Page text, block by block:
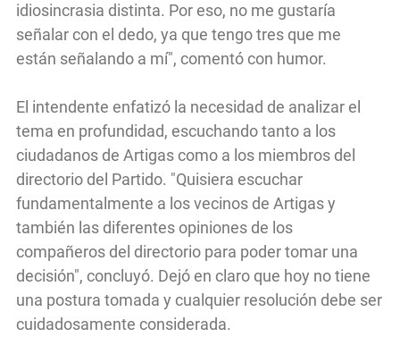
idiosincrasia distinta. Por eso, no me gustaría
señalar con el dedo, ya que tengo tres que me
están señalando a mí", comentó con humor.
El intendente enfatizó la necesidad de analizar el
tema en profundidad, escuchando tanto a los
ciudadanos de Artigas como a los miembros del
directorio del Partido. "Quisiera escuchar
fundamentalmente a los vecinos de Artigas y
también las diferentes opiniones de los
compañeros del directorio para poder tomar una
decisión", concluyó. Dejó en claro que hoy no tiene
una postura tomada y cualquier resolución debe ser
cuidadosamente considerada.